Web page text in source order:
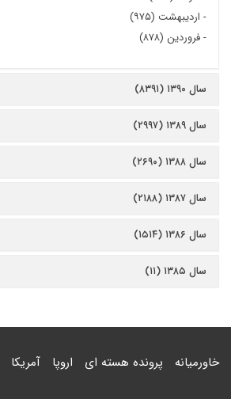
- اردیبهشت (۹۷۵)
-فروردین (۸۷۸)
سال ۱۳۹۰ (۸۳۹۱)
سال ۱۳۸۹ (۲۹۹۷)
سال ۱۳۸۸ (۲۶۹۰)
سال ۱۳۸۷ (۲۱۸۸)
سال ۱۳۸۶ (۱۵۱۴)
سال ۱۳۸۵ (۱۱)
خاورمیانه پرونده هسته ای اروپا آمریکا